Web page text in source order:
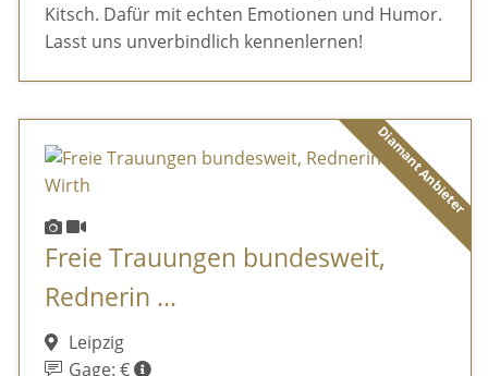
Kitsch. Dafür mit echten Emotionen und Humor.
Lasst uns unverbindlich kennenlernen!
Diamant Anbieter
Freie Trauungen bundesweit,
Rednerin ...
Leipzig
Gage: €